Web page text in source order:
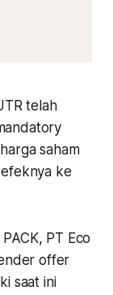
telah
saham
ke
PT Eco
offer
saat ini